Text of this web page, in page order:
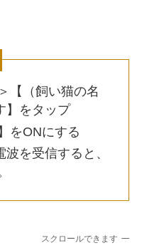
【（飼い猫の名
】をタップ
をONにする
を受信すると、
スクロールできます